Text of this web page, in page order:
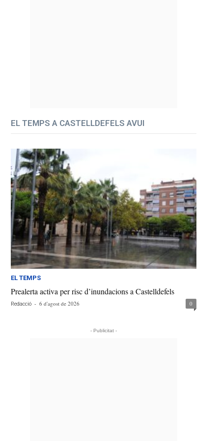
EL TEMPS A CASTELLDEFELS AVUI
EL TEMPS
Prealerta activa per risc d’inundacions a Castelldefels
Redacció - 6 d'agost de 2026 0
- Publicitat -